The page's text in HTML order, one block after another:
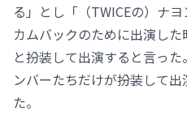
る」とし「（TWICEの）ナ
カムバックのために出演し
と扮装して出演すると言っ
ンバーたちだけが扮装して
た。